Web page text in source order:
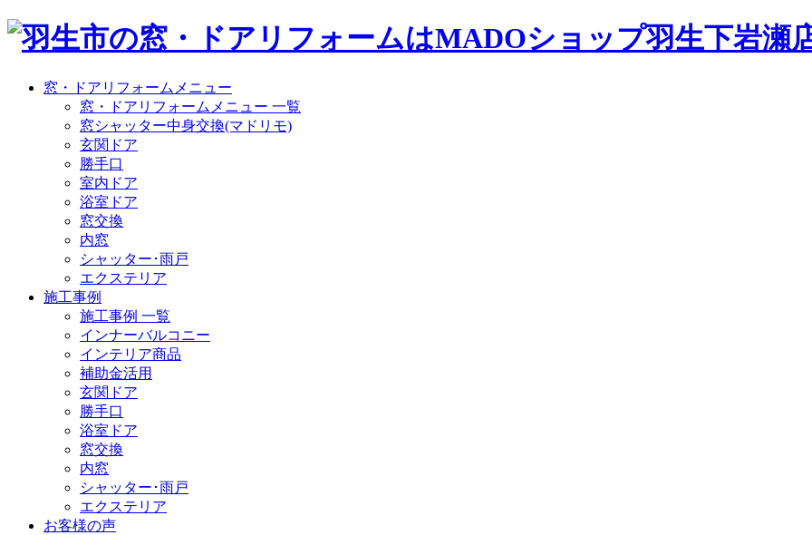
窓・ドアリフォームメニュー
窓・ドアリフォームメニュー 一覧
窓シャッター中身交換(マドリモ)
玄関ドア
勝手口
室内ドア
浴室ドア
窓交換
内窓
シャッター･雨戸
エクステリア
施工事例
施工事例 一覧
インナーバルコニー
インテリア商品
補助金活用
玄関ドア
勝手口
浴室ドア
窓交換
内窓
シャッター･雨戸
エクステリア
お客様の声